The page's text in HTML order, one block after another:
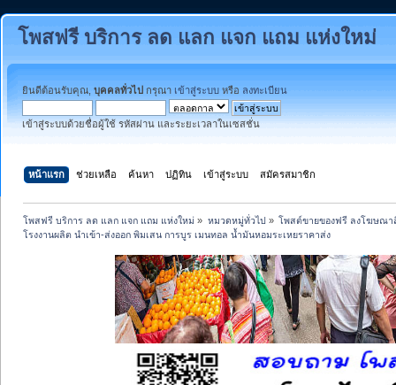
โพสฟรี บริการ ลด แลก แจก แถม แห่งใหม่
ยินดีต้อนรับคุณ, บุคคลทั่วไป กรุณา เข้าสู่ระบบ หรือ ลงทะเบียน
เข้าสู่ระบบด้วยชื่อผู้ใช้ รหัสผ่าน และระยะเวลาในเซสชั่น
หน้าแรก ช่วยเหลือ ค้นหา ปฏิทิน เข้าสู่ระบบ สมัครสมาชิก
โพสฟรี บริการ ลด แลก แจก แถม แห่งใหม่ » หมวดหมู่ทั่วไป» โพสต์ขายของฟรี ลงโฆษณา
โรงงานผลิต นำเข้า-ส่งออก พิมเสน การบูร เมนทอล น้ำมันหอมระเหยราคาส่ง